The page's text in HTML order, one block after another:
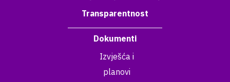
Transparentnost
Dokumenti
Izvješća i
planovi